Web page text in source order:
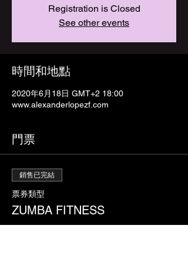
Registration is Closed
See other events
時間和地點
2020年6月18日 GMT+2 18:00
www.alexanderlopezf.com
門票
銷售已完結
票券類型
ZUMBA FITNESS